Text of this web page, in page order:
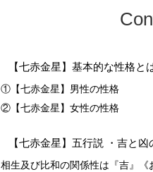
【七赤金星】基本的な性格と
①【七赤金星】男性の性格
②【七赤金星】女性の性格
【七赤金星】五行説 ・吉と
相生及び比和の関係性は『吉』《